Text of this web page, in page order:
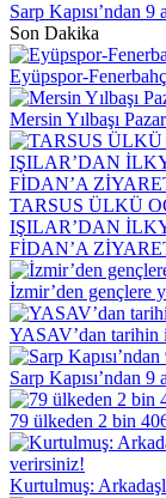
Sarp Kapısı’ndan
Son Dakika
Eyüpspor-
Mersin Yılbaşı
TARSUS ÜLKÜ
IŞILAR’DAN
FİDAN’A
İzmir’den gençlere
YASAV’dan
Sarp Kapısı’ndan
79 ülkeden 2 bin
Kurtulmuş: